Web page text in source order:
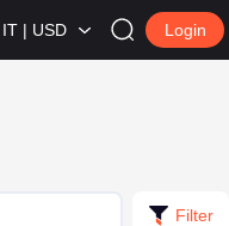
IT | USD Login
Filter